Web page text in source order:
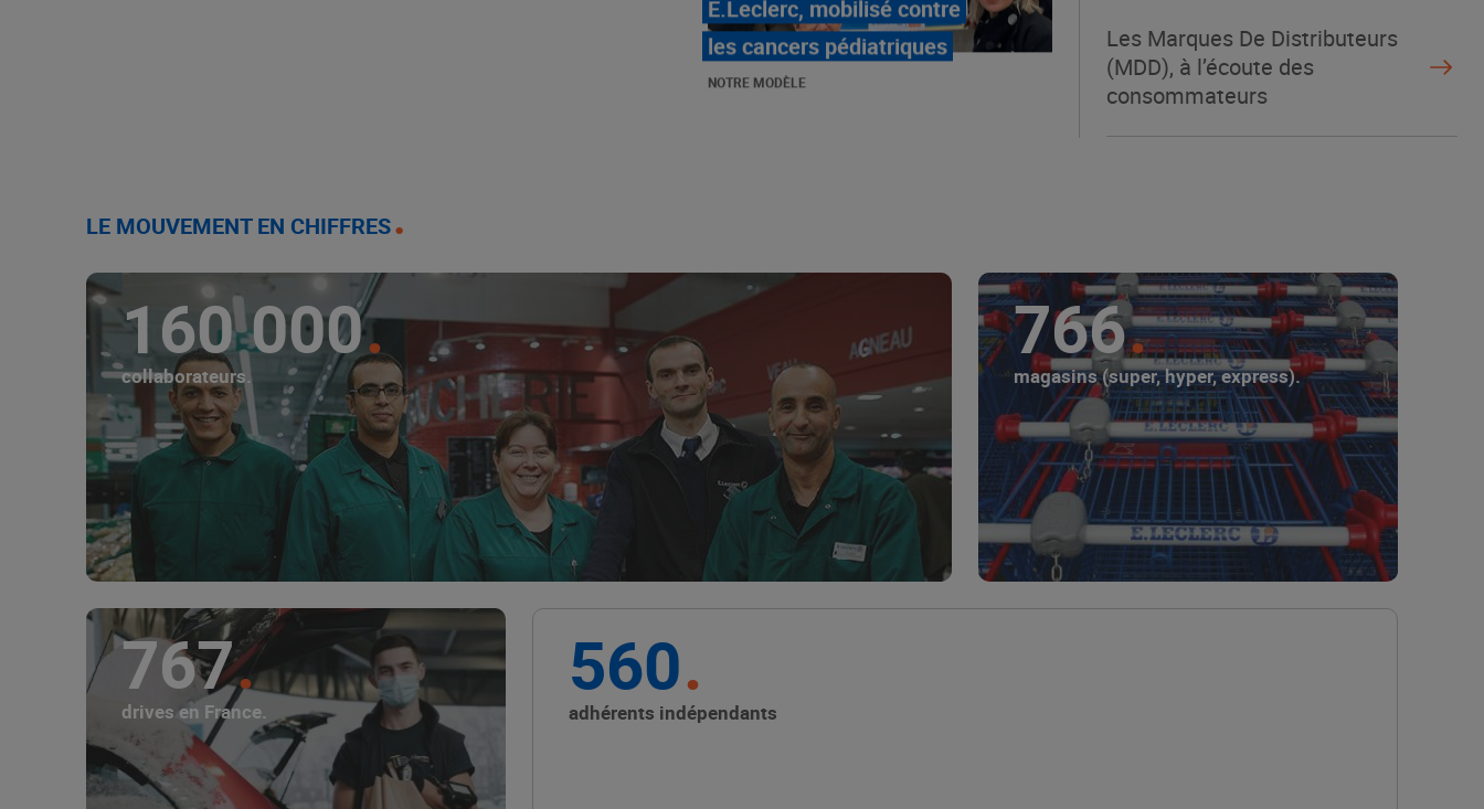
E.LECLERC ET SES
COMBATS
NOTRE MODÈLE
« Repérage » - La nouvelle
revue de tendances de
Marque Repère
ALIMENTATION DE QUALITÉ
producteurs avec les
Les Marques De Distributeurs
(MDD), à l’écoute des
consommateurs
LE MOUVEMENT EN CHIFFRES
160 000
collaborateurs.
766
magasins (super, hyper, express).
767
drives en France.
560
adhérents indépendants